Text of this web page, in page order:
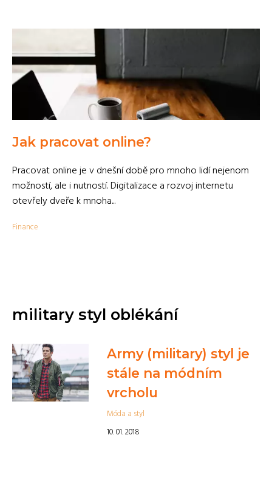
Jak pracovat online?
Pracovat online je v dnešní době pro mnoho lidí nejenom
možností, ale i nutností. Digitalizace a rozvoj internetu
otevřely dveře k mnoha...
Finance
military styl oblékání
Army (military) styl je
stále na módním
vrcholu
Móda a styl
10. 01. 2018